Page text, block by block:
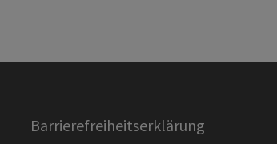
Barrierefreiheitserklärung